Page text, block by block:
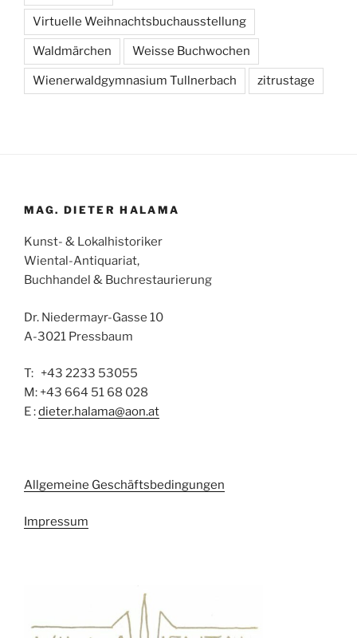
Virtuelle Weihnachtsbuchausstellung
Waldmärchen Weisse Buchwochen
Wienerwaldgymnasium Tullnerbach zitrustage
MAG. DIETER HALAMA
Kunst- & Lokalhistoriker
Wiental-Antiquariat,
Buchhandel & Buchrestaurierung
Dr. Niedermayr-Gasse 10
A-3021 Pressbaum
T: +43 2233 53055
M: +43 664 51 68 028
E :dieter.halama@aon.at
Allgemeine Geschäftsbedingungen
Impressum